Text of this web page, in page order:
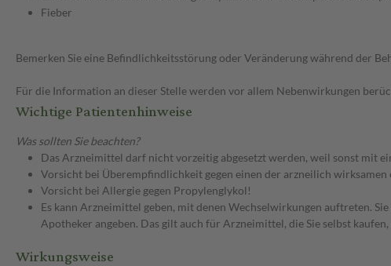
Fieber
Bemerken Sie eine Befindlichkeitsstörung oder Veränderung während der
Für die Information an dieser Stelle werden vor allem Nebenwirkungen
Wichtige Patientenhinweise
Was sollten Sie beachten?
Das Arzneimittel darf nicht vorzeitig abgesetzt werden, weil sonst mit
Vorsicht bei Überempfindlichkeit gegen einen der arzneilich wirksamen
Vorsicht bei Allergie gegen Propylenglykol!
Es kann Arzneimittel geben, mit denen Wechselwirkungen auftreten.
Apotheker angeben. Das gilt auch für Arzneimittel, die Sie selbst
Wirkungsweise